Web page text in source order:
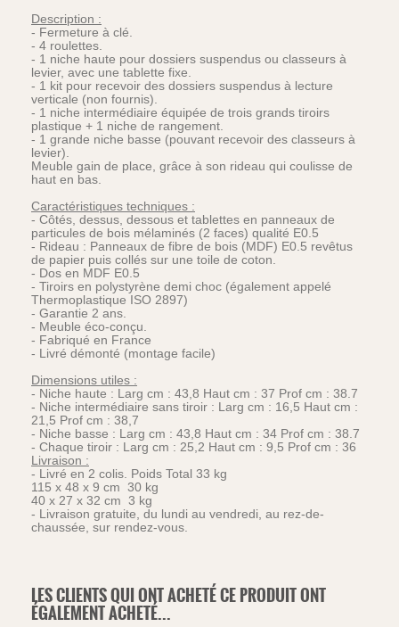
Description :
- Fermeture à clé.
- 4 roulettes.
- 1 niche haute pour dossiers suspendus ou classeurs à
levier, avec une tablette fixe.
- 1 kit pour recevoir des dossiers suspendus à lecture
verticale (non fournis).
- 1 niche intermédiaire équipée de trois grands tiroirs
plastique + 1 niche de rangement.
- 1 grande niche basse (pouvant recevoir des classeurs à
levier).
Meuble gain de place, grâce à son rideau qui coulisse de
haut en bas.
Caractéristiques techniques :
- Côtés, dessus, dessous et tablettes en panneaux de
particules de bois mélaminés (2 faces) qualité E0.5
- Rideau : Panneaux de fibre de bois (MDF) E0.5 revêtus
de papier puis collés sur une toile de coton.
- Dos en MDF E0.5
- Tiroirs en polystyrène demi choc (également appelé
Thermoplastique ISO 2897)
- Garantie 2 ans.
- Meuble éco-conçu.
- Fabriqué en France
- Livré démonté (montage facile)
Dimensions utiles :
- Niche haute : Larg cm : 43,8 Haut cm : 37 Prof cm : 38.7
- Niche intermédiaire sans tiroir : Larg cm : 16,5 Haut cm :
21,5 Prof cm : 38,7
- Niche basse : Larg cm : 43,8 Haut cm : 34 Prof cm : 38.7
- Chaque tiroir : Larg cm : 25,2 Haut cm : 9,5 Prof cm : 36
Livraison :
- Livré en 2 colis. Poids Total 33 kg
115 x 48 x 9 cm 30 kg
40 x 27 x 32 cm 3 kg
- Livraison gratuite, du lundi au vendredi, au rez-de-
chaussée, sur rendez-vous.
LES CLIENTS QUI ONT ACHETÉ CE PRODUIT ONT
ÉGALEMENT ACHETÉ...